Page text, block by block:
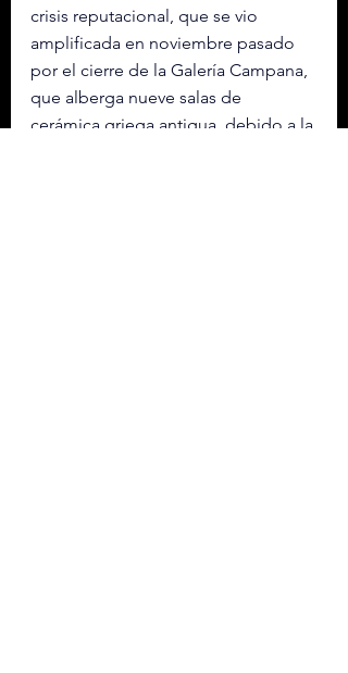
crisis reputacional, que se vio
amplificada en noviembre pasado
por el cierre de la Galería Campana,
que alberga nueve salas de
cerámica griega antigua, debido a la